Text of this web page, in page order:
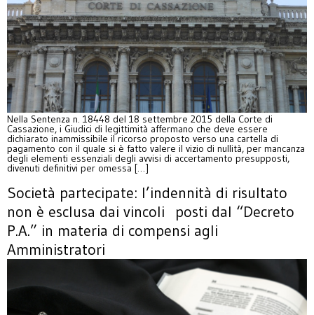
Nella Sentenza n. 18448 del 18 settembre 2015 della Corte di
Cassazione, i Giudici di legittimità affermano che deve essere
dichiarato inammissibile il ricorso proposto verso una cartella di
pagamento con il quale si è fatto valere il vizio di nullità, per mancanza
degli elementi essenziali degli avvisi di accertamento presupposti,
divenuti definitivi per omessa […]
Società partecipate: l’indennità di risultato
non è esclusa dai vincoli posti dal “Decreto
P.A.” in materia di compensi agli
Amministratori